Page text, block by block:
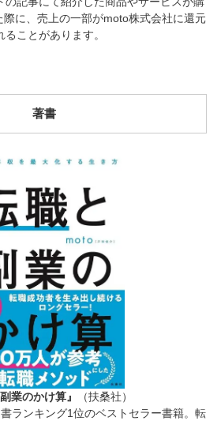
際に、売上の一部がmoto株式会社に還元
ることがあります。
著書
業のかけ算』
（扶桑社）
ランキング1位のベストセラー書籍。転